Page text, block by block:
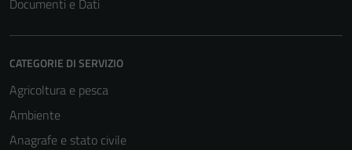
Documenti e Dati
CATEGORIE DI SERVIZIO
Agricoltura e pesca
Ambiente
Anagrafe e stato civile